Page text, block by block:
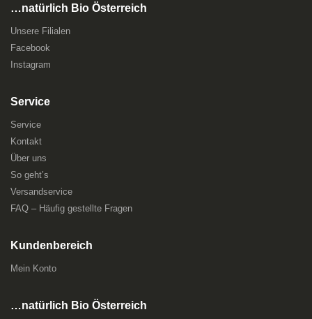
…natürlich Bio Österreich
Unsere Filialen
Facebook
Instagram
Service
Service
Kontakt
Über uns
So geht’s
Versandservice
FAQ – Häufig gestellte Fragen
Kundenbereich
Mein Konto
…natürlich Bio Österreich